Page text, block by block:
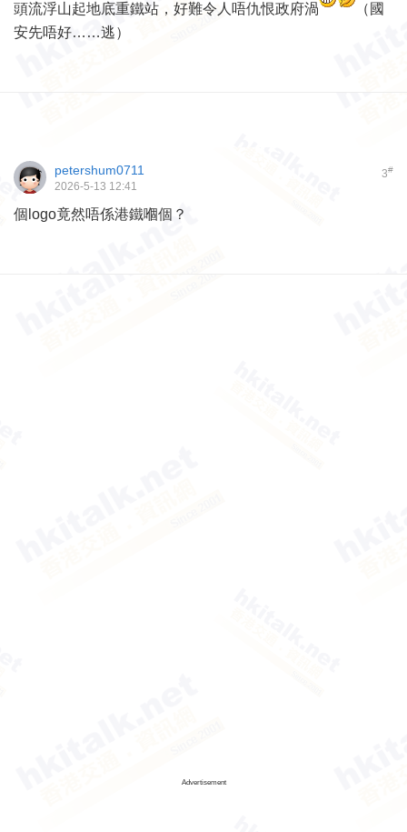
頭流浮山起地底重鐵站，好難令人唔仇恨政府渦
（國
安先唔好……逃）
3#
petershum0711
2026-5-13 12:41
個logo竟然唔係港鐵嗰個？
Advertisement